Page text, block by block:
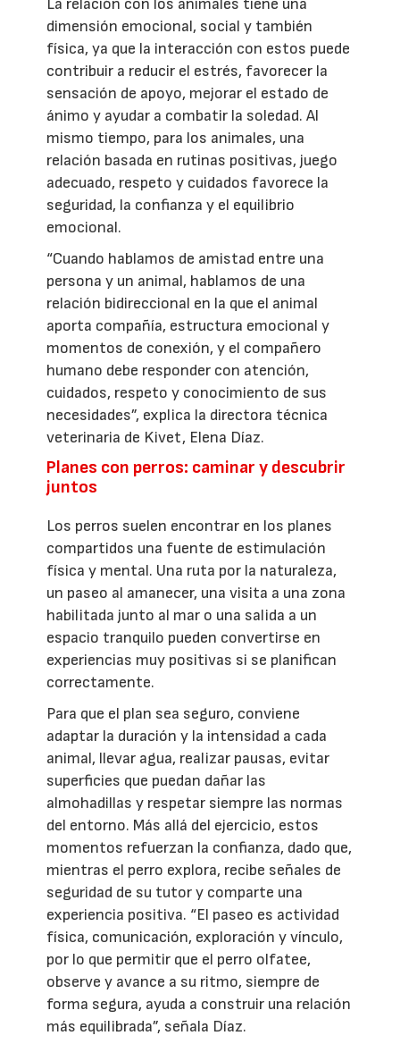
dimensión emocional, social y también
física, ya que la interacción con estos puede
contribuir a reducir el estrés, favorecer la
sensación de apoyo, mejorar el estado de
ánimo y ayudar a combatir la soledad. Al
mismo tiempo, para los animales, una
relación basada en rutinas positivas, juego
adecuado, respeto y cuidados favorece la
seguridad, la confianza y el equilibrio
emocional.
“Cuando hablamos de amistad entre una
persona y un animal, hablamos de una
relación bidireccional en la que el animal
aporta compañía, estructura emocional y
momentos de conexión, y el compañero
humano debe responder con atención,
cuidados, respeto y conocimiento de sus
necesidades”, explica la directora técnica
veterinaria de Kivet, Elena Díaz.
Planes con perros: caminar y descubrir
juntos
Los perros suelen encontrar en los planes
compartidos una fuente de estimulación
física y mental. Una ruta por la naturaleza,
un paseo al amanecer, una visita a una zona
habilitada junto al mar o una salida a un
espacio tranquilo pueden convertirse en
experiencias muy positivas si se planifican
correctamente.
Para que el plan sea seguro, conviene
adaptar la duración y la intensidad a cada
animal, llevar agua, realizar pausas, evitar
superficies que puedan dañar las
almohadillas y respetar siempre las normas
del entorno. Más allá del ejercicio, estos
momentos refuerzan la confianza, dado que,
mientras el perro explora, recibe señales de
seguridad de su tutor y comparte una
experiencia positiva. “El paseo es actividad
física, comunicación, exploración y vínculo,
por lo que permitir que el perro olfatee,
observe y avance a su ritmo, siempre de
forma segura, ayuda a construir una relación
más equilibrada”, señala Díaz.